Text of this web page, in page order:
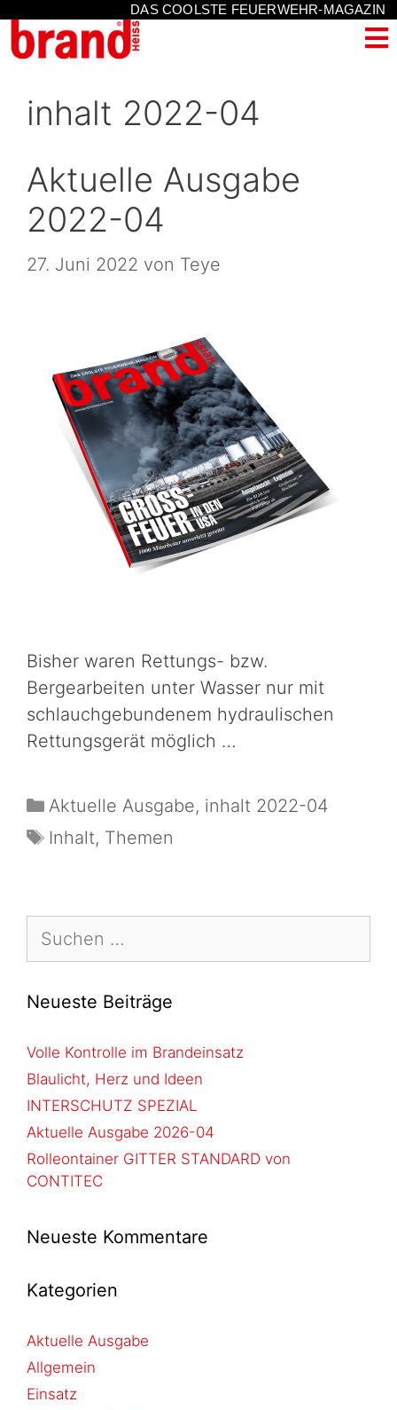
DAS COOLSTE FEUERWEHR-MAGAZIN
inhalt 2022-04
Aktuelle Ausgabe
2022-04
27. Juni 2022 von Teye
Bisher waren Rettungs- bzw.
Bergearbeiten unter Wasser nur mit
schlauchgebundenem hydraulischen
Rettungsgerät möglich …
Aktuelle Ausgabe, inhalt 2022-04
Inhalt, Themen
Neueste Beiträge
Volle Kontrolle im Brandeinsatz
Blaulicht, Herz und Ideen
INTERSCHUTZ SPEZIAL
Aktuelle Ausgabe 2026-04
Rolleontainer GITTER STANDARD von
CONTITEC
Neueste Kommentare
Kategorien
Aktuelle Ausgabe
Allgemein
Einsatz